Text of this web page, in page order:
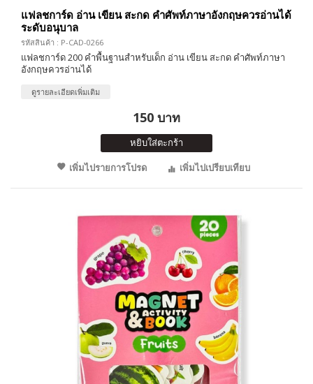
แฟลชการ์ด อ่าน เขียน สะกด คำศัพท์ภาษาอังกฤษควรอ่านได้
ระดับอนุบาล
รหัสสินค้า : P-CAD-0266
แฟลชการ์ด 200 คำพื้นฐานสำหรับเด็ก อ่าน เขียน สะกด คำศัพท์ภาษา
อังกฤษควรอ่านได้
ดูรายละเอียดเพิ่มเติม
150 บาท
หยิบใส่ตะกร้า
เพิ่มไปรายการโปรด
เพิ่มไปเปรียบเทียบ